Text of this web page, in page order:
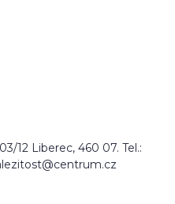
12 Liberec, 460 07. Tel.: